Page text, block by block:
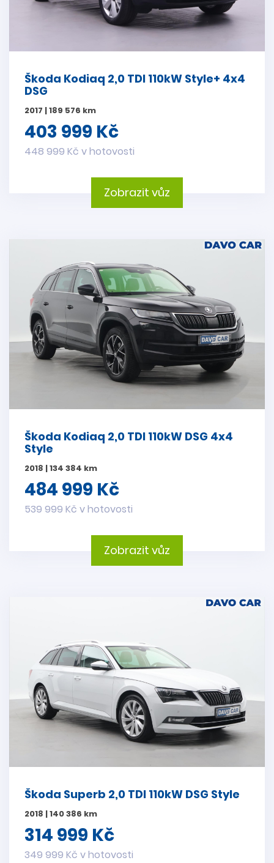
Škoda Kodiaq 2,0 TDI 110kW Style+ 4x4
DSG
2017 | 189 576 km
403 999 Kč
448 999 Kč v hotovosti
Zobrazit vůz
Škoda Kodiaq 2,0 TDI 110kW DSG 4x4
Style
2018 | 134 384 km
484 999 Kč
539 999 Kč v hotovosti
Zobrazit vůz
Škoda Superb 2,0 TDI 110kW DSG Style
2018 | 140 386 km
314 999 Kč
349 999 Kč v hotovosti